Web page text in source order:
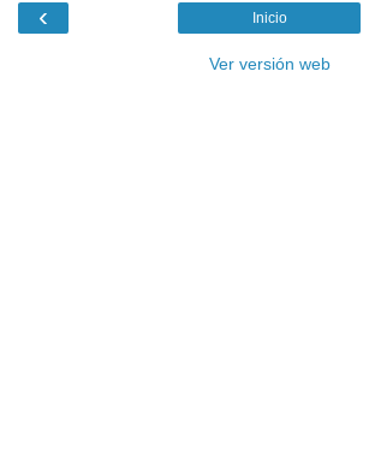
‹ Inicio
Ver versión web